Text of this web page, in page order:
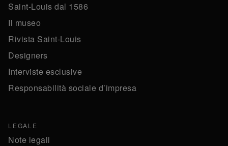
Saint-Louis dal 1586
Il museo
Rivista Saint-Louis
Designers
Interviste esclusive
Responsabilità sociale d’impresa
LEGALE
Note legali